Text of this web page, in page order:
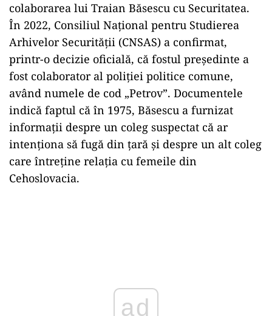
colaborarea lui Traian Băsescu cu Securitatea.
În 2022, Consiliul Național pentru Studierea
Arhivelor Securității (CNSAS) a confirmat,
printr-o decizie oficială, că fostul președinte a
fost colaborator al poliției politice comune,
având numele de cod „Petrov”. Documentele
indică faptul că în 1975, Băsescu a furnizat
informații despre un coleg suspectat că ar
intenționa să fugă din țară și despre un alt coleg
care întreține relația cu femeile din
Cehoslovacia.
ad